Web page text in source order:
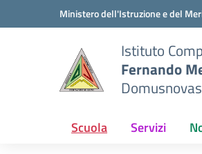
Vai ai contenuti
Vai al menu di navigazioneMinistero dell'Istruzione e del
Istituto
Fernando
Domusnovas
Scuola Servizi